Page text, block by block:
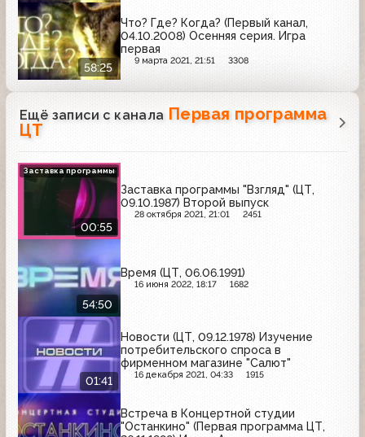
58:25
Что? Где? Когда? (Первый канал,
04.10.2008) Осенняя серия. Игра
первая
9 марта 2021, 21:51 3308
Ещё записи с канала Первая программа
ЦТ
00:55
Заставка программы "Взгляд" (ЦТ,
09.10.1987) Второй выпуск
28 октября 2021, 21:01 2451
Заставка программы
54:50
Время (ЦТ, 06.06.1991)
16 июня 2022, 18:17 1682
01:41
Новости (ЦТ, 09.12.1978) Изучение
потребительского спроса в
фирменном магазине "Салют"
16 декабря 2021, 04:33 1915
Встреча в Концертной студии
"Останкино" (Первая программа ЦТ,